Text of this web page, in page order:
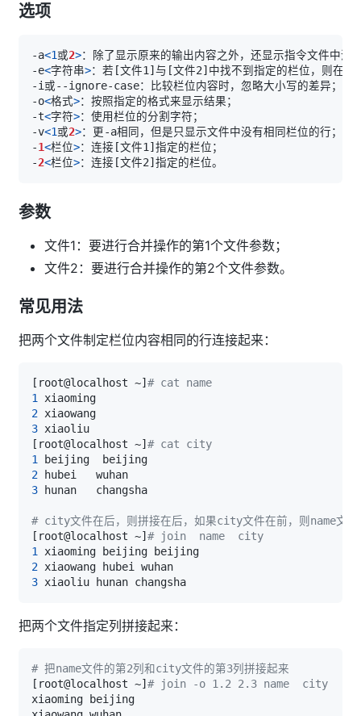
选项
-a<1或2>
-e<字符串>：若 [文件1 ] 与 [文件2]
-o<格式>
-t<字符>
-v<1或2>
-1<栏位>：连接 [文件1 ]
-2<栏位>：连接 [文件2]
参数
文件1：要进行合并操作的第1个文件参数；
文件2：要进行合并操作的第2个文件参数。
常见用法
把两个文件制定栏位内容相同的行连接起来：
[ root@localhost ~] # cat name
1
2
3
[ root@localhost ~] # cat city
1
2
3
# city文件在后，则拼接在后，如果city文件在前，则name文件
[ root@localhost ~] # join  name  city
1
2
3
把两个文件指定列拼接起来：
# 把name文件的第2列和city文件的第3列拼接起来
[ root@localhost ~] # join -o 1.2 2.3 name  city